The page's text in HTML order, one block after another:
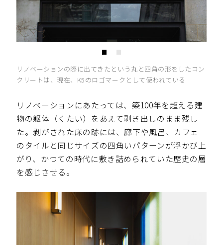
リノベーションの際に出てきたという丸と四角の形をしたコン
クリートは、現在、K5のロゴマークとして使われている
リノベーションにあたっては、築100年を超える建
物の躯体（くたい）をあえて剥き出しのまま残し
た。剥がされた床の跡には、廊下や風呂、カフェ
のタイルと同じサイズの四角いパターンが浮かび上
がり、かつての時代に敷き詰められていた歴史の層
を感じさせる。